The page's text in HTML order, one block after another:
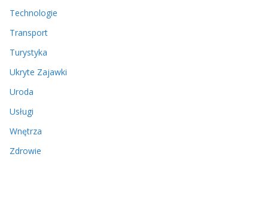
Technologie
Transport
Turystyka
Ukryte Zajawki
Uroda
Usługi
Wnętrza
Zdrowie